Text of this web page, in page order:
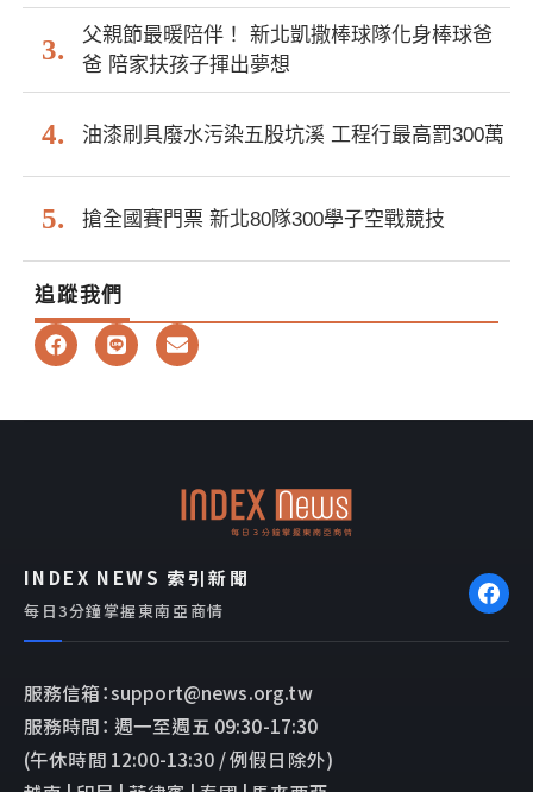
父親節最暖陪伴！ 新北凱撒棒球隊化身棒球爸
爸 陪家扶孩子揮出夢想
油漆刷具廢水污染五股坑溪 工程行最高罰300萬
搶全國賽門票 新北80隊300學子空戰競技
追蹤我們
F
a
b
L
i
E
n
l
e
INDEX NEWS 索引新聞
每日3分鐘掌握東南亞商情
服務信箱：support@news.org.tw
服務時間： 週一至週五 09:30-17:30
(午休時間 12:00-13:30 / 例假日除外)